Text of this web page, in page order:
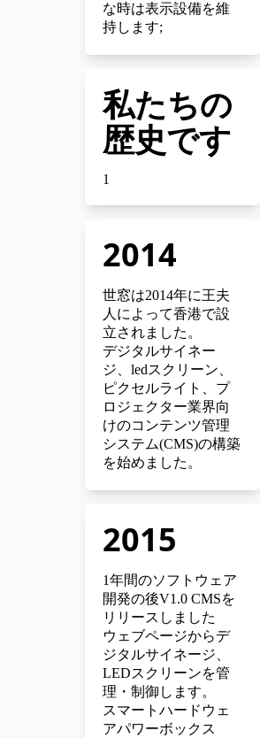
な時は表示設備を維
持します;
私たちの
歴史です
1
2014
世窓は2014年に王夫
人によって香港で設
立されました。
デジタルサイネー
ジ、ledスクリーン、
ピクセルライト、プ
ロジェクター業界向
けのコンテンツ管理
システム(CMS)の構築
を始めました。
2015
1年間のソフトウェア
開発の後V1.0 CMSを
リリースしました
ウェブページからデ
ジタルサイネージ、
LEDスクリーンを管
理・制御します。
スマートハードウェ
アパワーボックス